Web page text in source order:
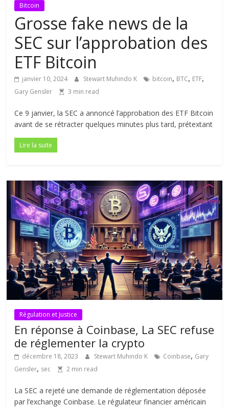
Bitcoin
Grosse fake news de la
SEC sur l’approbation des
ETF Bitcoin
janvier 10, 2024 Stewart Muhindo K bitcoin, BTC, ETF,
Gary Gensler 3 min read
Ce 9 janvier, la SEC a annoncé l’approbation des ETF Bitcoin
avant de se rétracter quelques minutes plus tard, prétextant
Lire la suite
Régulation et Justice
En réponse à Coinbase, La SEC refuse
de réglementer la crypto
décembre 18, 2023 Stewart Muhindo K Coinbase, Gary
Gensler, sec 2 min read
La SEC a rejeté une demande de réglementation déposée
par l’exchange Coinbase. Le régulateur financier américain